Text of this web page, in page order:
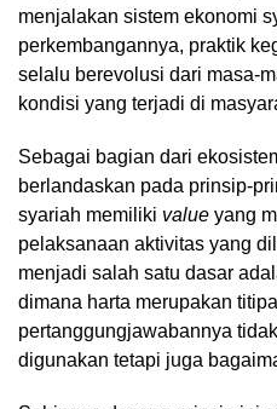
menjalakan sistem ekonomi
perkembangannya, praktik
selalu berevolusi dari masa-
kondisi yang terjadi di
Sebagai bagian dari
berlandaskan pada prinsip-
syariah memiliki value yang
pelaksanaan aktivitas yang
menjadi salah satu dasar
dimana harta merupakan
pertanggungjawabannya
digunakan tetapi juga